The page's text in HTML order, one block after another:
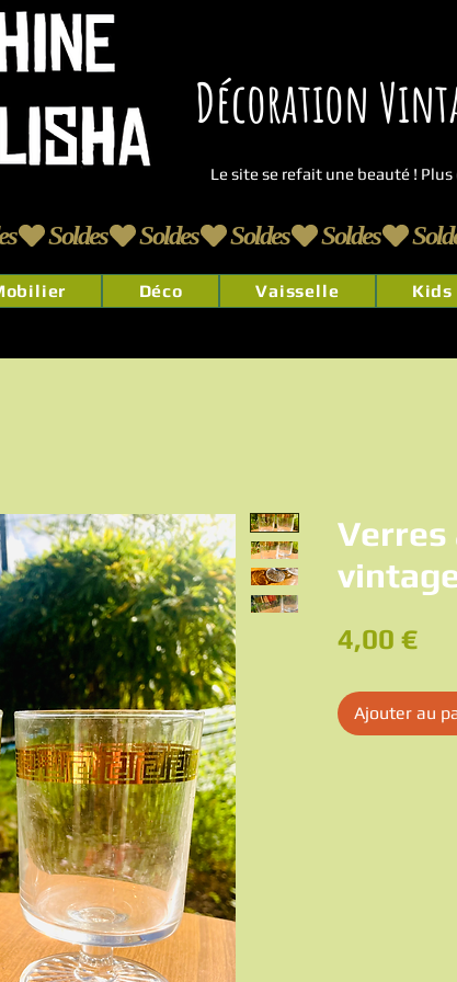
Décoration
Le site se refait une beauté !
Déco Vaisselle Kids
Verres
4,00 €Prix
Ajouter au